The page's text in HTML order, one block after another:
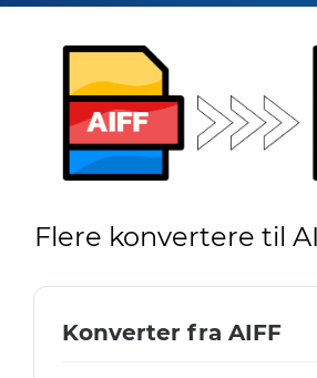
Flere konvertere til
Konverter fra AIFF